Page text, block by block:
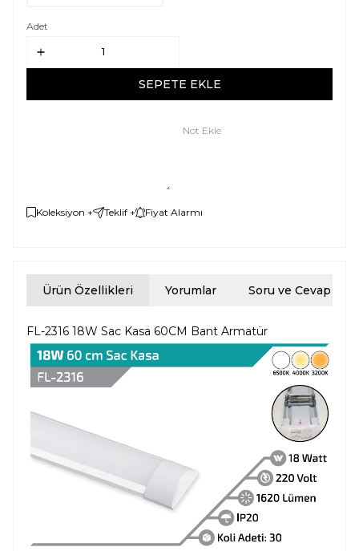
Adet
SEPETE EKLE
Not Ekle
Koleksiyon + Teklif + Fiyat Alarmı
Ürün Özellikleri Yorumlar Soru ve Cevap
FL-2316 18W Sac Kasa 60CM Bant Armatür